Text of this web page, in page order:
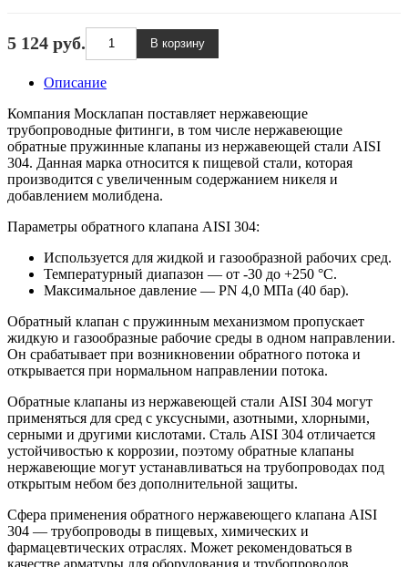
5 124 руб.
Описание
Компания Москлапан поставляет нержавеющие
трубопроводные фитинги, в том числе нержавеющие
обратные пружинные клапаны из нержавеющей стали AISI
304. Данная марка относится к пищевой стали, которая
производится с увеличенным содержанием никеля и
добавлением молибдена.
Параметры обратного клапана AISI 304:
Используется для жидкой и газообразной рабочих сред.
Температурный диапазон — от -30 до +250 °С.
Максимальное давление — PN 4,0 МПа (40 бар).
Обратный клапан с пружинным механизмом пропускает
жидкую и газообразные рабочие среды в одном направлении.
Он срабатывает при возникновении обратного потока и
открывается при нормальном направлении потока.
Обратные клапаны из нержавеющей стали AISI 304 могут
применяться для сред с уксусными, азотными, хлорными,
серными и другими кислотами. Сталь AISI 304 отличается
устойчивостью к коррозии, поэтому обратные клапаны
нержавеющие могут устанавливаться на трубопроводах под
открытым небом без дополнительной защиты.
Сфера применения обратного нержавеющего клапана AISI
304 — трубопроводы в пищевых, химических и
фармацевтических отраслях. Может рекомендоваться в
качестве арматуры для оборудования и трубопроводов,